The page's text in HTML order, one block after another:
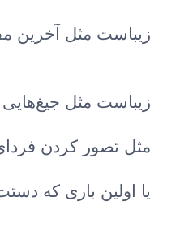
زیباست مثل آخرین
زیباست مثل
مثل تصور کردن
یا اولین باری که